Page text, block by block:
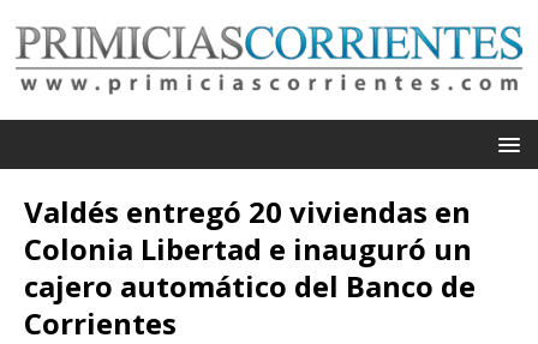
Valdés entregó 20 viviendas en
Colonia Libertad e inauguró un
cajero automático del Banco de
Corrientes